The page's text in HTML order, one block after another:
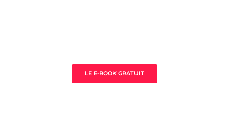
LE E-BOOK GRATUIT